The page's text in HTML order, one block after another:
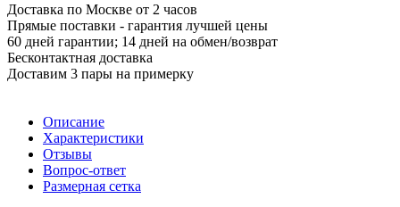
Доставка по Москве от 2 часов
Прямые поставки - гарантия лучшей цены
60 дней гарантии; 14 дней на обмен/возврат
Бесконтактная доставка
Доставим 3 пары на примерку
Описание
Характеристики
Отзывы
Вопрос-ответ
Размерная сетка